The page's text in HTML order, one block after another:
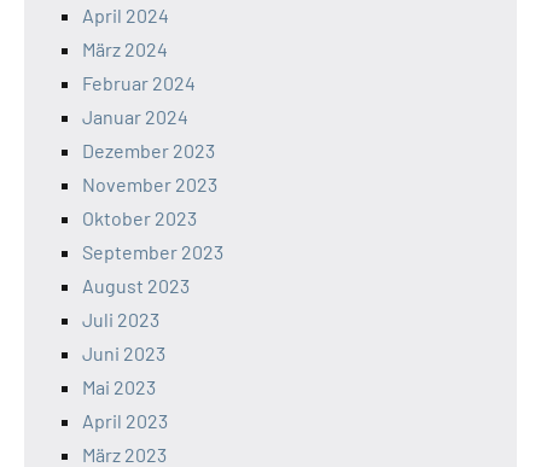
April 2024
März 2024
Februar 2024
Januar 2024
Dezember 2023
November 2023
Oktober 2023
September 2023
August 2023
Juli 2023
Juni 2023
Mai 2023
April 2023
März 2023